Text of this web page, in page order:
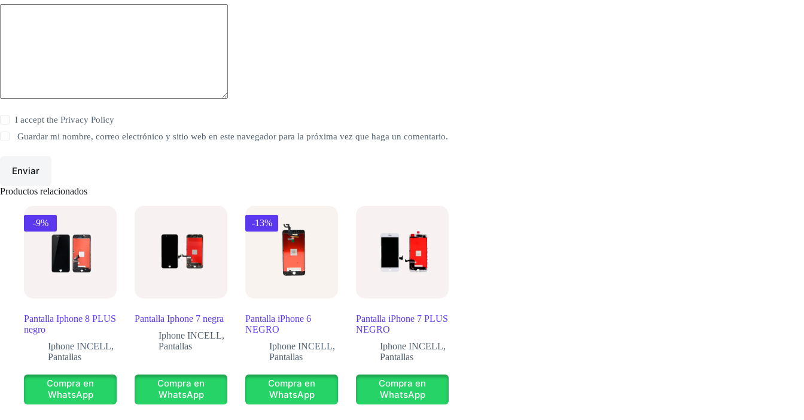
I accept thePrivacy Policy
Guardar mi nombre, correo electrónico y sitio web en este navegador para la próxima vez que haga un comentario.
Enviar
Productos relacionados
-9%
Pantalla Iphone 8 PLUS
negro
Iphone INCELL,
Pantallas
Compra en
WhatsApp
Pantalla Iphone 7 negra
Iphone INCELL,
Pantallas
Compra en
WhatsApp
-13%
Pantalla iPhone 6
NEGRO
Iphone INCELL,
Pantallas
Compra en
WhatsApp
Pantalla iPhone 7 PLUS
NEGRO
Iphone INCELL,
Pantallas
Compra en
WhatsApp